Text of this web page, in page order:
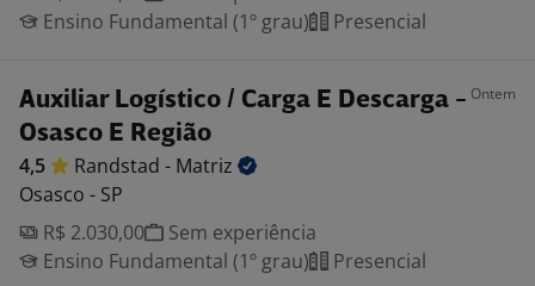
Ensino Fundamental (1º grau)
Presencial
Auxiliar Logístico / Carga E Descarga -
Osasco E Região
Ontem
4,5 Randstad - Matriz
Osasco - SP
R$ 2.030,00
Sem experiência
Ensino Fundamental (1º grau)
Presencial